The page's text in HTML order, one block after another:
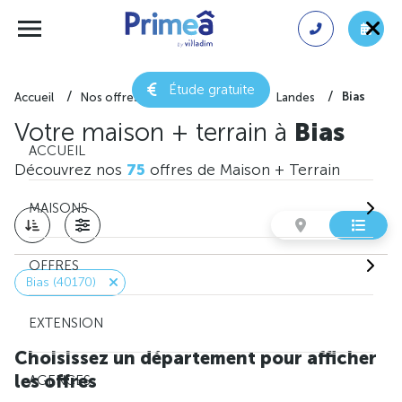
Étude gratuite
ACCUEIL
MAISONS
OFFRES
EXTENSION
AGENCES
Accueil Nos offres de maison + terrain Landes Bias
Votre maison + terrain à Bias
Découvrez nos 75 offres de Maison + Terrain
Bias (40170)
Choisissez un département pour afficher
les offres